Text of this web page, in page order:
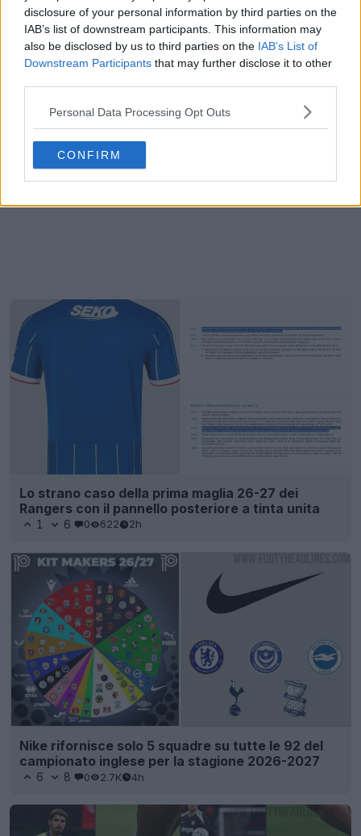
disclosure of your personal information by third parties on the
IAB’s list of downstream participants. This information may
also be disclosed by us to third parties on the IAB’s List of
Downstream Participants that may further disclose it to other
Personal Data Processing Opt Outs
CONFIRM
Lo strano caso della prima maglia 26-27 dei
Rangers con il pannello posteriore a tinta unita
1 6 0 622 2h
Nike rifornisce solo 5 squadre su tutte le 92 del
campionato inglese per la stagione 2026-2027
6 8 0 2.7K 4h